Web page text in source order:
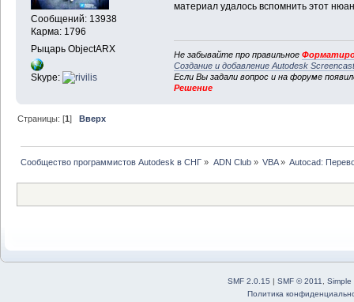
Сообщений: 13938
Карма: 1796
Рыцарь ObjectARX
Skype:
материал удалось вспомнить этот
Не забывайте про правильное
Создание и добавление Autodesk
Если Вы задали вопрос и на форуме
Решение
Страницы: [1] Вверх
Сообщество программистов Autodesk в СНГ » ADN Club» VBA» Autocad:
SMF 2.0.15 SMF © 2011, Simple
Политика